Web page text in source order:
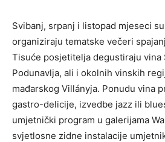
Svibanj, srpanj i listopad mjeseci
organiziraju tematske večeri
Tisuće posjetitelja degustiraju vina
Podunavlja, ali i okolnih vinskih
mađarskog Villányja. Ponudu vina
gastro-delicije, izvedbe jazz ili
umjetnički program u galerijama
svjetlosne zidne instalacije